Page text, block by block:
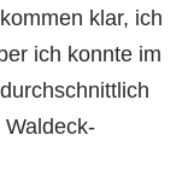
klar, ich
ich konnte im